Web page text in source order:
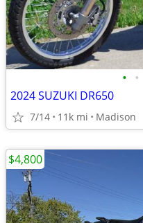
• •
2024 SUZUKI DR650
7/14 11k mi Madison
$4,800